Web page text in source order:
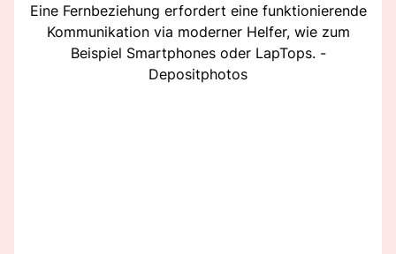
Eine Fernbeziehung erfordert eine funktionierende
Kommunikation via moderner Helfer, wie zum
Beispiel Smartphones oder LapTops. -
Depositphotos